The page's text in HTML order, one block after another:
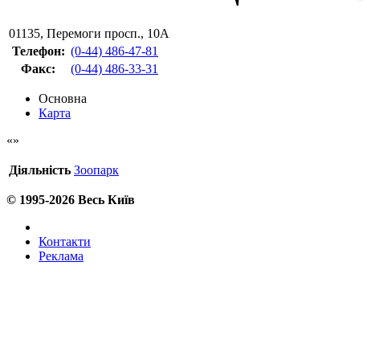
01135, Перемоги просп., 10А
Телефон: (0-44) 486-47-81
Факс: (0-44) 486-33-31
Основна
Карта
Діяльність Зоопарк
© 1995-2026 Весь Київ
Контакти
Реклама